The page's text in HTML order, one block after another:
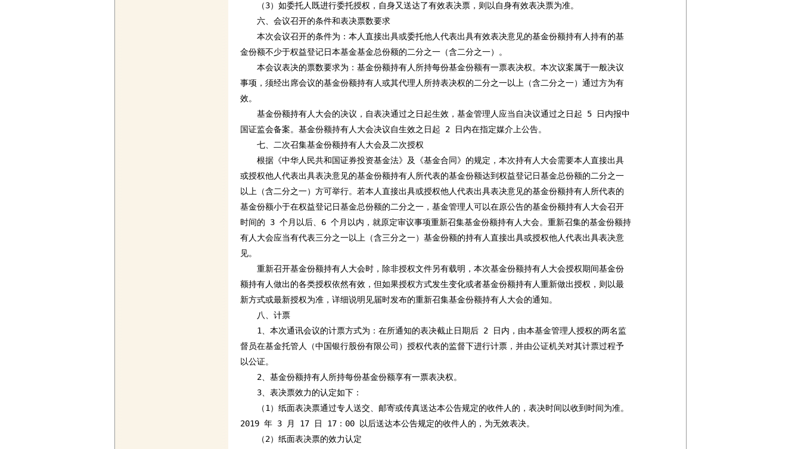
（3）如委托人既进行委托授权，自身又送达了有效表决票，则以自身有效表决票为准。
六、会议召开的条件和表决票数要求
本次会议召开的条件为：本人直接出具或委托他人代表出具有效表决意见的基金份额持有人持有的基
金份额不少于权益登记日本基金基金总份额的二分之一（含二分之一）。
本会议表决的票数要求为：基金份额持有人所持每份基金份额有一票表决权。本次议案属于一般决议
事项，须经出席会议的基金份额持有人或其代理人所持表决权的二分之一以上（含二分之一）通过方为有
效。
基金份额持有人大会的决议，自表决通过之日起生效，基金管理人应当自决议通过之日起 5 日内报中
国证监会备案。基金份额持有人大会决议自生效之日起 2 日内在指定媒介上公告。
七、二次召集基金份额持有人大会及二次授权
根据《中华人民共和国证券投资基金法》及《基金合同》的规定，本次持有人大会需要本人直接出具
或授权他人代表出具表决意见的基金份额持有人所代表的基金份额达到权益登记日基金总份额的二分之一
以上（含二分之一）方可举行。若本人直接出具或授权他人代表出具表决意见的基金份额持有人所代表的
基金份额小于在权益登记日基金总份额的二分之一，基金管理人可以在原公告的基金份额持有人大会召开
时间的 3 个月以后、6 个月以内，就原定审议事项重新召集基金份额持有人大会。重新召集的基金份额持
有人大会应当有代表三分之一以上（含三分之一）基金份额的持有人直接出具或授权他人代表出具表决意
见。
重新召开基金份额持有人大会时，除非授权文件另有载明，本次基金份额持有人大会授权期间基金份
额持有人做出的各类授权依然有效，但如果授权方式发生变化或者基金份额持有人重新做出授权，则以最
新方式或最新授权为准，详细说明见届时发布的重新召集基金份额持有人大会的通知。
八、计票
1、本次通讯会议的计票方式为：在所通知的表决截止日期后 2 日内，由本基金管理人授权的两名监
督员在基金托管人（中国银行股份有限公司）授权代表的监督下进行计票，并由公证机关对其计票过程予
以公证。
2、基金份额持有人所持每份基金份额享有一票表决权。
3、表决票效力的认定如下：
（1）纸面表决票通过专人送交、邮寄或传真送达本公告规定的收件人的，表决时间以收到时间为准。
2019 年 3 月 17 日 17：00 以后送达本公告规定的收件人的，为无效表决。
（2）纸面表决票的效力认定